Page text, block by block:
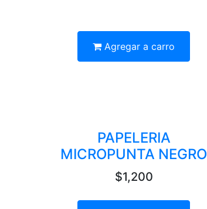
Agregar a carro
PAPELERIA
MICROPUNTA NEGRO
$1,200